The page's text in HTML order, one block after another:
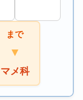
まで
▼
マメ科